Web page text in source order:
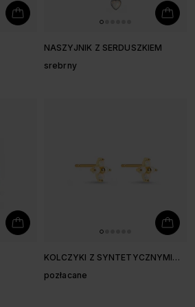
NASZYJNIK Z SERDUSZKIEM
srebrny
KOLCZYKI Z SYNTETYCZNYMI
pozłacane